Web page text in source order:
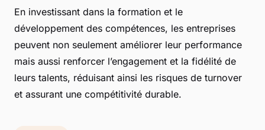
En investissant dans la formation et le
développement des compétences, les entreprises
peuvent non seulement améliorer leur performance
mais aussi renforcer l’engagement et la fidélité de
leurs talents, réduisant ainsi les risques de turnover
et assurant une compétitivité durable.